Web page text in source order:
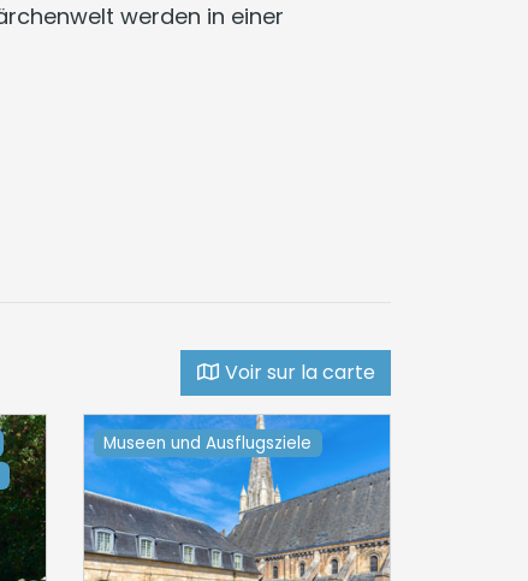
werden in einer
Voir sur la carte
Museen und Ausflugsziele